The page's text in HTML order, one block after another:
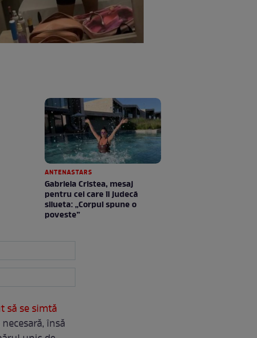
ANTENASTARS
Gabriela Cristea, mesaj
pentru cei care îi judecă
silueta: „Corpul spune o
poveste”
să se simtă
însă